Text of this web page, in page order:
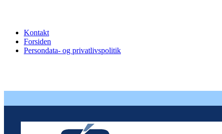
Kontakt
Forsiden
Persondata- og privatlivspolitik